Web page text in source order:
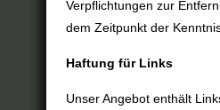
Verpflichtungen zur
dem Zeitpunkt der
Haftung für Links
Unser Angebot enthält